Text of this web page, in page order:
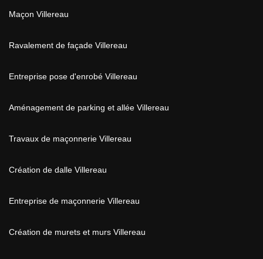
Maçon Villereau
Ravalement de façade Villereau
Entreprise pose d'enrobé Villereau
Aménagement de parking et allée Villereau
Travaux de maçonnerie Villereau
Création de dalle Villereau
Entreprise de maçonnerie Villereau
Création de murets et murs Villereau